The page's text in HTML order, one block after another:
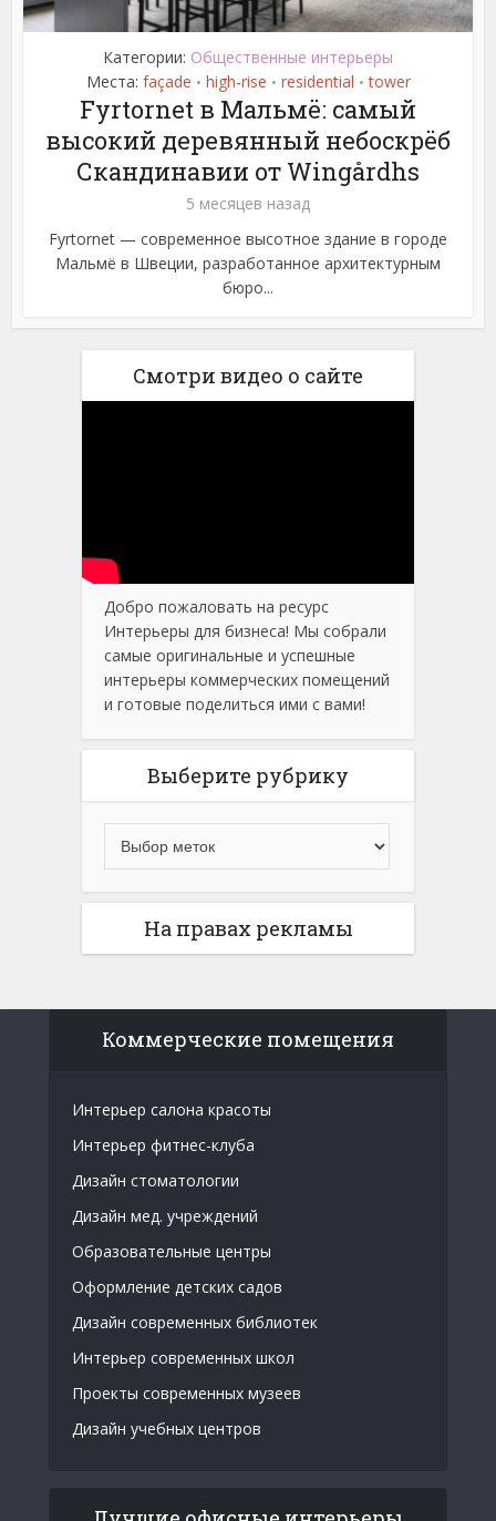
Категории: Общественные интерьеры
Места: façade • high-rise • residential • tower
Fyrtornet в Мальмё: самый
высокий деревянный небоскрёб
Скандинавии от Wingårdhs
5 месяцев назад
Fyrtornet — современное высотное здание в городе
Мальмё в Швеции, разработанное архитектурным
бюро...
Смотри видео о сайте
Добро пожаловать на ресурс
Интерьеры для бизнеса! Мы собрали
самые оригинальные и успешные
интерьеры коммерческих помещений
и готовые поделиться ими с вами!
Выберите рубрику
На правах рекламы
Коммерческие помещения
Интерьер салона красоты
Интерьер фитнес-клуба
Дизайн стоматологии
Дизайн мед. учреждений
Образовательные центры
Оформление детских садов
Дизайн современных библиотек
Интерьер современных школ
Проекты современных музеев
Дизайн учебных центров